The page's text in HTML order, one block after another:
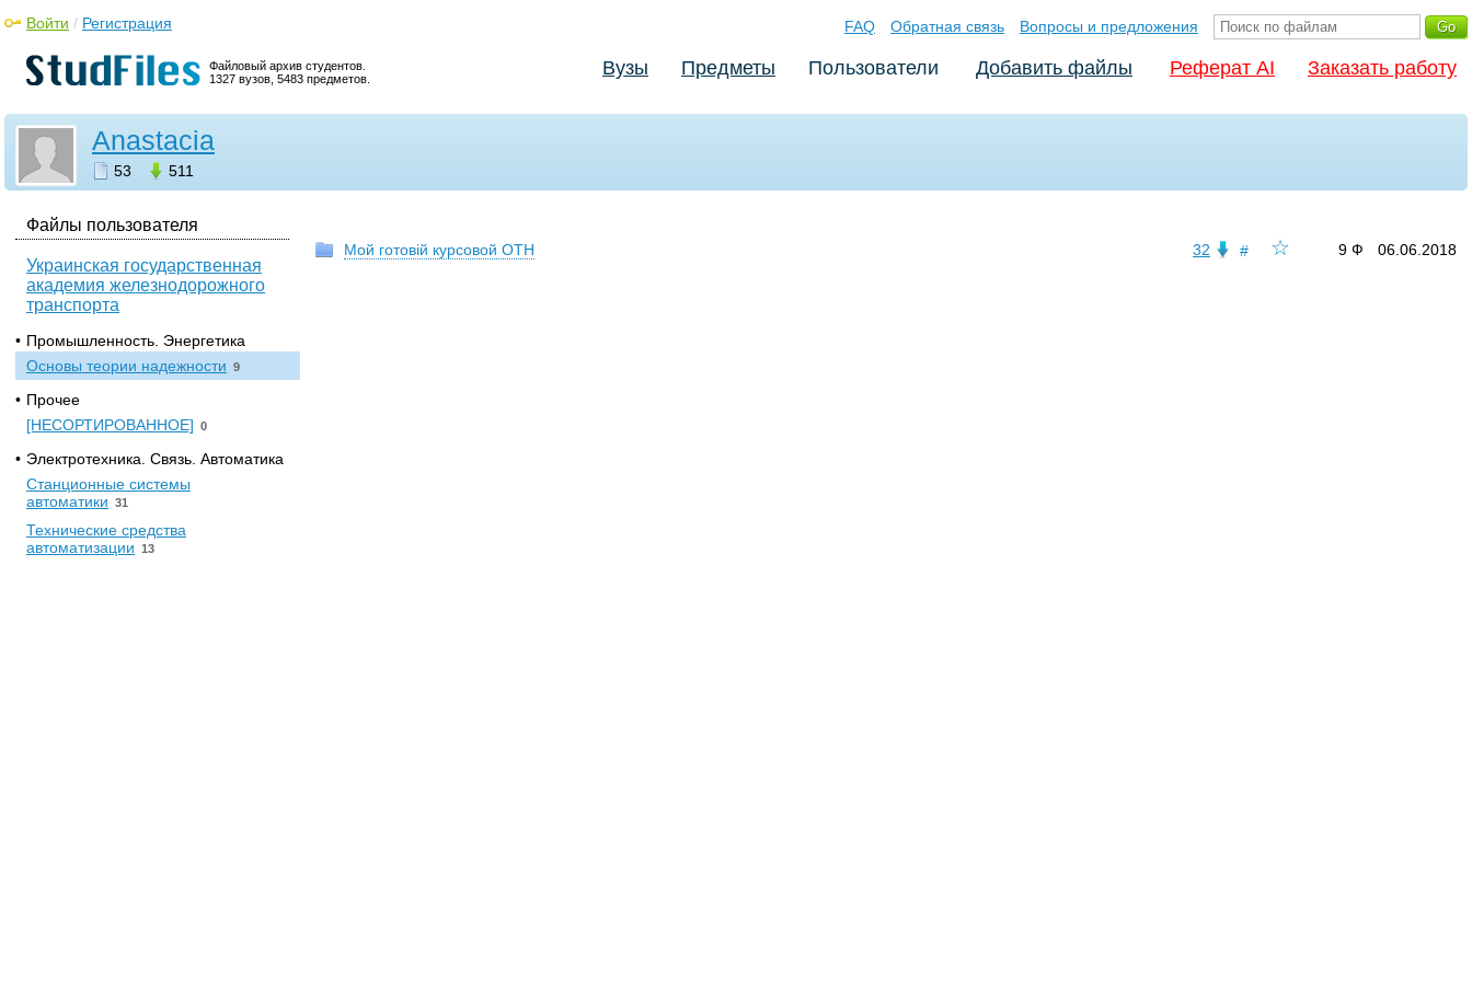
Файловый архив студентов.
1327 вузов, 5483 предметов.
Войти / Регистрация FAQ Обратная связь Вопросы и предложения
Вузы Предметы Пользователи Добавить файлы Реферат AI Заказать работу
Anastacia
53 511
Файлы пользователя
Украинская государственная
академия железнодорожного
транспорта
• Промышленность. Энергетика
Основы теории надежности 9
• Прочее
[НЕСОРТИРОВАННОЕ] 0
• Электротехника. Связь. Автоматика
Станционные системы
автоматики 31
Технические средства
автоматизации 13
☆
# 06.06.2018
9 Ф
32
Мой готовій курсовой ОТН